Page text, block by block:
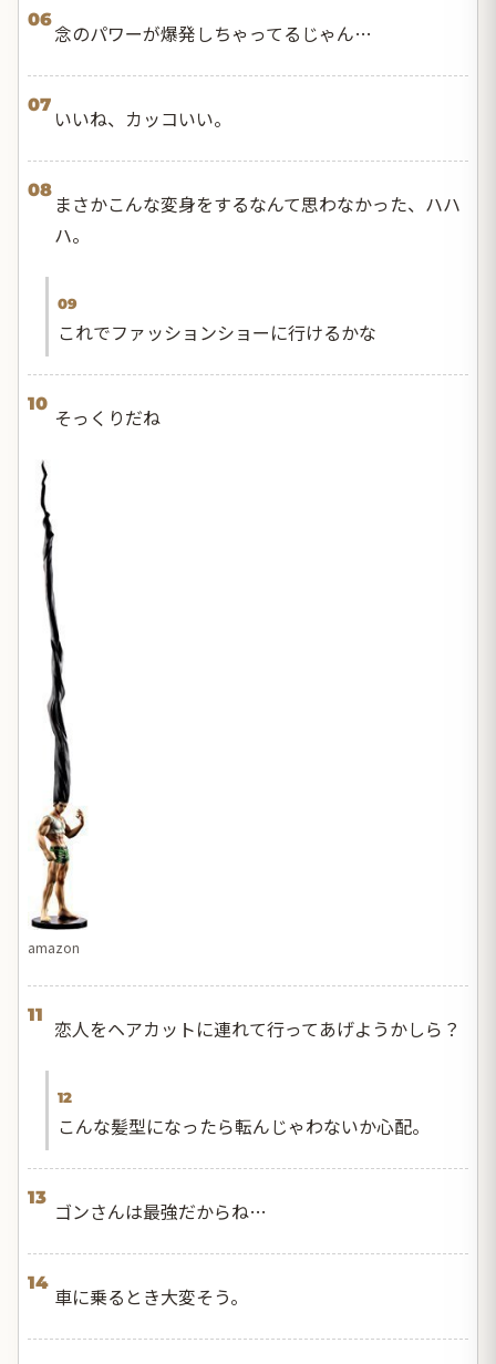
06
念のパワーが爆発しちゃってるじゃん…
07
いいね、カッコいい。
08
まさかこんな変身をするなんて思わなかった、ハハ
ハ。
09
これでファッションショーに行けるかな
10
そっくりだね
amazon
11
恋人をヘアカットに連れて行ってあげようかしら？
12
こんな髪型になったら転んじゃわないか心配。
13
ゴンさんは最強だからね…
14
車に乗るとき大変そう。